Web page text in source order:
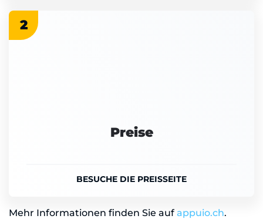
2
Preise
BESUCHE DIE PREISSEITE
Mehr Informationen finden Sie auf appuio.ch.